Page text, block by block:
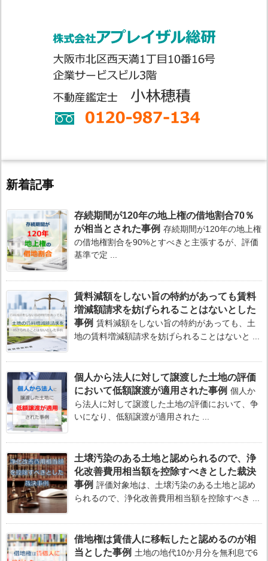
新着記事
存続期間が120年の地上権の借地割合70％
が相当とされた事例 存続期間が120年の地上権
の借地権割合を90%とすべきと主張するが、評価
基準で定 ...
賃料減額をしない旨の特約があっても賃料
増減額請求を妨げられることはないとした
事例 賃料減額をしない旨の特約があっても、土
地の賃料増減額請求を妨げられることはないと ...
個人から法人に対して譲渡した土地の評価
において低額譲渡が適用された事例 個人か
ら法人に対して譲渡した土地の評価において、争
いになり、低額譲渡が適用された ...
土壌汚染のある土地と認められるので、浄
化改善費用相当額を控除すべきとした裁決
事例 評価対象地は、土壌汚染のある土地と認め
られるので、浄化改善費用相当額を控除すべき ...
借地権は賃借人に移転したと認めるのが相
当とした事例 土地の地代10か月分を無利息で6